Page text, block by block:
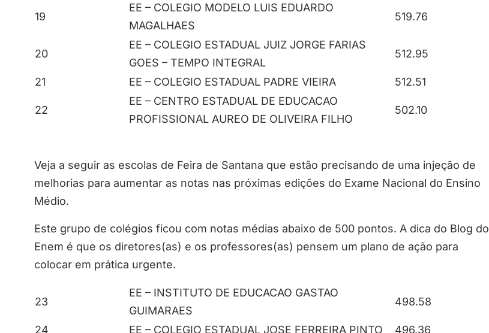
19
EE – COLEGIO MODELO LUIS EDUARDO
MAGALHAES
519.76
20
EE – COLEGIO ESTADUAL JUIZ JORGE FARIAS
GOES – TEMPO INTEGRAL
512.95
21 EE – COLEGIO ESTADUAL PADRE VIEIRA 512.51
22
EE – CENTRO ESTADUAL DE EDUCACAO
PROFISSIONAL AUREO DE OLIVEIRA FILHO
502.10
Veja a seguir as escolas de Feira de Santana que estão precisando de uma injeção de
melhorias para aumentar as notas nas próximas edições do Exame Nacional do Ensino
Médio.
Este grupo de colégios ficou com notas médias abaixo de 500 pontos. A dica do Blog do
Enem é que os diretores(as) e os professores(as) pensem um plano de ação para
colocar em prática urgente.
23
EE – INSTITUTO DE EDUCACAO GASTAO
GUIMARAES
498.58
24 EE – COLEGIO ESTADUAL JOSE FERREIRA PINTO 496.36